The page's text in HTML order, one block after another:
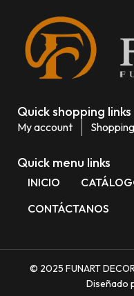
Quick shopping links
My account
Quick menu links
INICIO
CONTÁCTANOS
© 2025 FUNART
Diseñado